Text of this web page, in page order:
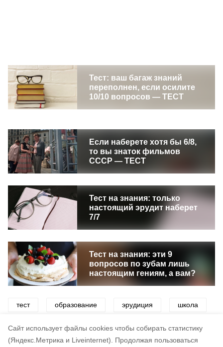
Cайт использует файлы cookies чтобы собирать статистику
(Яндекс.Метрика и Liveinternet).
Продолжая пользоваться
Тест: ваш багаж знаний
переполнен, если осилите
10/10 вопросов — ТЕСТ
Если наберете хотя бы 6/8,
то вы знаток фильмов
СССР — ТЕСТ
Тест на знания: только
настоящий эрудит наберет
7/7
Тест на знания: эти 9
вопросов по зубам лишь
настоящим гениям, а вам?
тест образование эрудиция школа
викторины игра развлечения